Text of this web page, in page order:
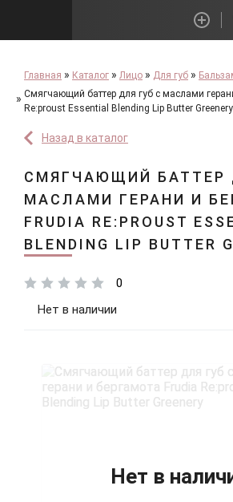
Главная Каталог Лицо Для губ
Смягчающий баттер для губ с маслами
Re:proust Essential Blending Lip Butter Greenery
Назад в каталог
СМЯГЧАЮЩИЙ БАТТЕР
МАСЛАМИ ГЕРАНИ И
FRUDIA RE:PROUST
BLENDING LIP BUTTER
0
Нет в наличии
Нет в